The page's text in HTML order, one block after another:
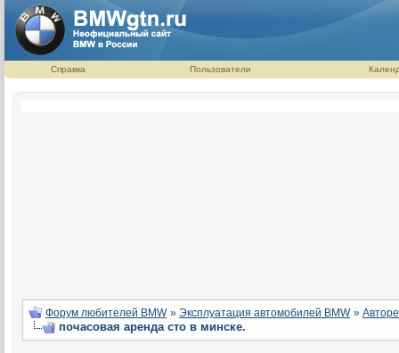
Справка Пользователи
Форум любителей BMW » Эксплуатация автомобилей BMW »
почасовая аренда сто в минске.